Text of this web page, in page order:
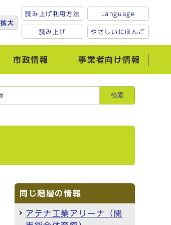
拡大
読み上げ利用方法
読み上げ
Language
やさしいにほんご
市政情報 事業者向け情報
検索
同じ階層の情報
アテナ工業アリーナ（関